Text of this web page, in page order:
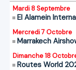
Mardi 8 Septembre
El Alamein
Mercredi 7 Octobre
Marrakech
Dimanche 18
Routes World